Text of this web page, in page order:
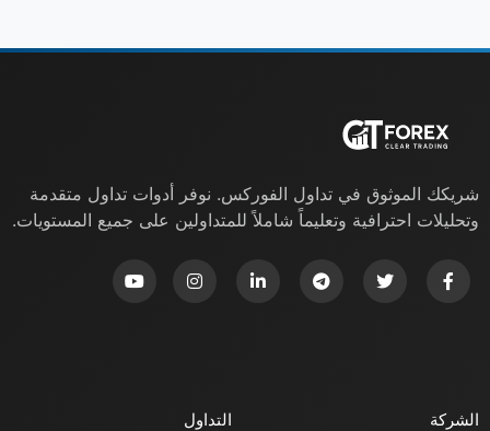
شريكك الموثوق في تداول الفوركس. نوفر أدوات تداول متقدمة
وتحليلات احترافية وتعليماً شاملاً للمتداولين على جميع المستويات.
الشركة التداول